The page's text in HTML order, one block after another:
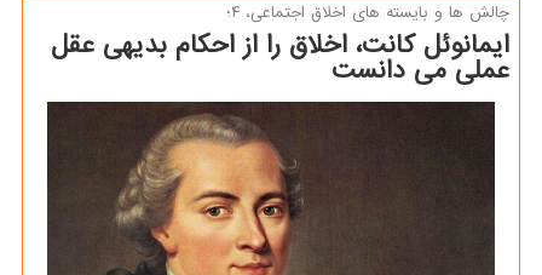
چالش ها و بایسته های اخلاق اجتماعی، ۴؛
ایمانوئل کانت، اخلاق را از احکام بدیهی عقل
عملی می دانست